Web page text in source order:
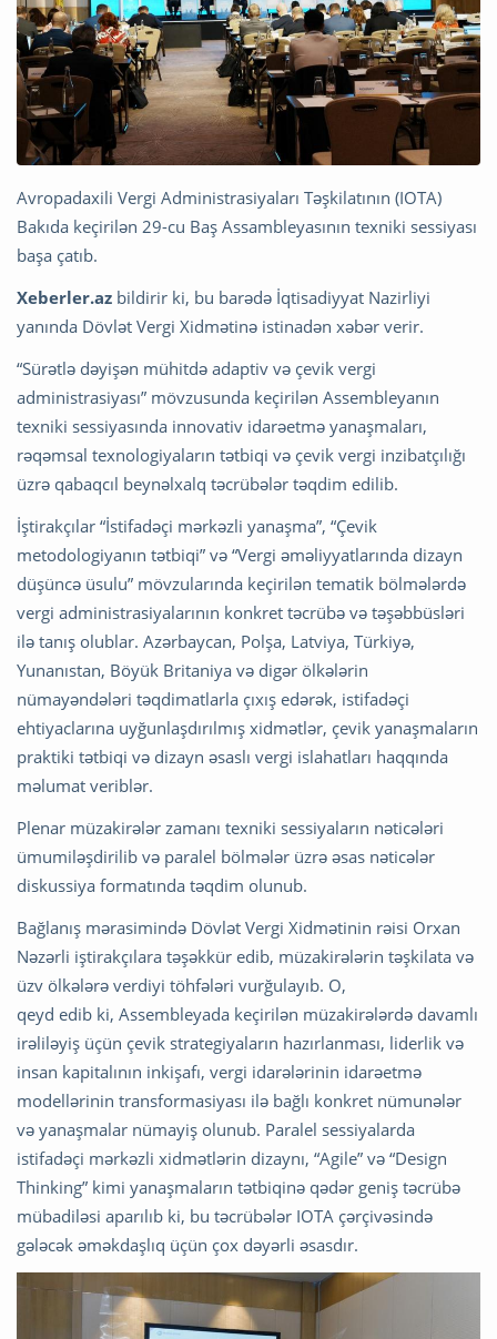
Avropadaxili Vergi Administrasiyaları Təşkilatının (IOTA)
Bakıda keçirilən 29-cu Baş Assambleyasının texniki sessiyası
başa çatıb.
Xeberler.az bildirir ki, bu barədə İqtisadiyyat Nazirliyi
yanında Dövlət Vergi Xidmətinə istinadən xəbər verir.
“Sürətlə dəyişən mühitdə adaptiv və çevik vergi
administrasiyası” mövzusunda keçirilən Assembleyanın
texniki sessiyasında innovativ idarəetmə yanaşmaları,
rəqəmsal texnologiyaların tətbiqi və çevik vergi inzibatçılığı
üzrə qabaqcıl beynəlxalq təcrübələr təqdim edilib.
İştirakçılar “İstifadəçi mərkəzli yanaşma”, “Çevik
metodologiyanın tətbiqi” və “Vergi əməliyyatlarında dizayn
düşüncə üsulu” mövzularında keçirilən tematik bölmələrdə
vergi administrasiyalarının konkret təcrübə və təşəbbüsləri
ilə tanış olublar. Azərbaycan, Polşa, Latviya, Türkiyə,
Yunanıstan, Böyük Britaniya və digər ölkələrin
nümayəndələri təqdimatlarla çıxış edərək, istifadəçi
ehtiyaclarına uyğunlaşdırılmış xidmətlər, çevik yanaşmaların
praktiki tətbiqi və dizayn əsaslı vergi islahatları haqqında
məlumat veriblər.
Plenar müzakirələr zamanı texniki sessiyaların nəticələri
ümumiləşdirilib və paralel bölmələr üzrə əsas nəticələr
diskussiya formatında təqdim olunub.
Bağlanış mərasimində Dövlət Vergi Xidmətinin rəisi Orxan
Nəzərli iştirakçılara təşəkkür edib, müzakirələrin təşkilata və
üzv ölkələrə verdiyi töhfələri vurğulayıb. O,
qeyd edib ki, Assembleyada keçirilən müzakirələrdə davamlı
irəliləyiş üçün çevik strategiyaların hazırlanması, liderlik və
insan kapitalının inkişafı, vergi idarələrinin idarəetmə
modellərinin transformasiyası ilə bağlı konkret nümunələr
və yanaşmalar nümayiş olunub. Paralel sessiyalarda
istifadəçi mərkəzli xidmətlərin dizaynı, “Agile” və “Design
Thinking” kimi yanaşmaların tətbiqinə qədər geniş təcrübə
mübadiləsi aparılıb ki, bu təcrübələr IOTA çərçivəsində
gələcək əməkdaşlıq üçün çox dəyərli əsasdır.